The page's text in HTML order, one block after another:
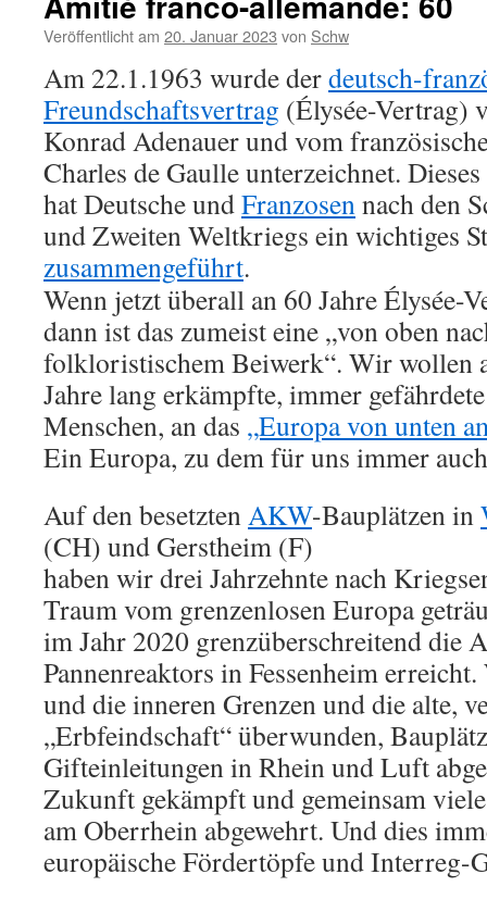
Veröffentlicht am 20. Januar 2023 von Schw
Am 22.1.1963 wurde derdeutsch-
Freundschaftsvertrag (Élysée-Vertrag)
Konrad Adenauer und vom
Charles de Gaulle unterzeichnet.
hat Deutsche undFranzosennach den
und Zweiten Weltkriegs ein wichtiges
zusammengeführt.
Wenn jetzt überall an 60 Jahre Élysée-
dann ist das zumeist eine „von oben
folkloristischem Beiwerk“. Wir wollen
Jahre lang erkämpfte, immer
Menschen, an das „Europa von unten
Ein Europa, zu dem für uns immer
Auf den besetztenAKW-Bauplätzen in
(CH) und Gerstheim (F)
haben wir drei Jahrzehnte nach
Traum vom grenzenlosen Europa
im Jahr 2020 grenzüberschreitend die
Pannenreaktors in Fessenheim
und die inneren Grenzen und die alte,
„Erbfeindschaft“ überwunden,
Gifteinleitungen in Rhein und Luft
Zukunft gekämpft und gemeinsam
am Oberrhein abgewehrt. Und dies
europäische Fördertöpfe und Interreg-